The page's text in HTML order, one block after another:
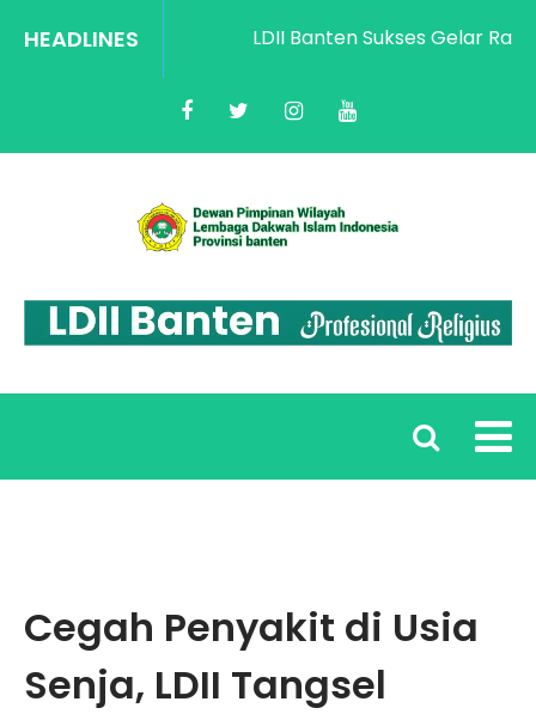
HEADLINES LDII Banten Sukses Gelar
Cegah Penyakit di Usia
Senja, LDII Tangsel